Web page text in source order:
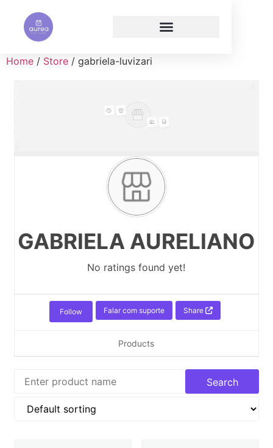
Home / Store / gabriela-luvizari
GABRIELA AURELIANO
No ratings found yet!
Share
Falar com suporte
Follow
Products